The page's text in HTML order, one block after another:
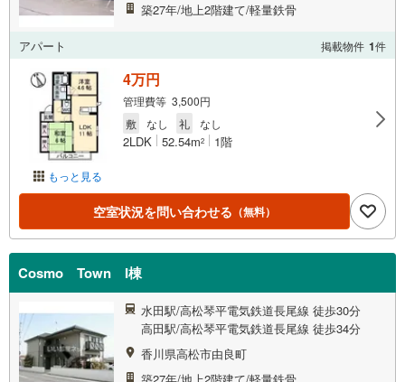
築27年/地上2階建て/軽量鉄骨
アパート 掲載物件 1件
もっと見る
4万円
管理費等 3,500円
敷
なし 礼 なし
2LDK 52.54m2 1階
空室状況を問い合わせる （無料）
Cosmo Town I棟
水田駅/高松琴平電気鉄道長尾線 徒歩30分
高田駅/高松琴平電気鉄道長尾線 徒歩34分
香川県高松市由良町